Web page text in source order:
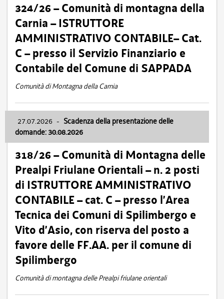
324/26 – Comunità di montagna della
Carnia – ISTRUTTORE
AMMINISTRATIVO CONTABILE– Cat.
C – presso il Servizio Finanziario e
Contabile del Comune di SAPPADA
Comunità di Montagna della Carnia
27.07.2026 - Scadenza della presentazione delle
domande: 30.08.2026
318/26 – Comunità di Montagna delle
Prealpi Friulane Orientali – n. 2 posti
di ISTRUTTORE AMMINISTRATIVO
CONTABILE – cat. C – presso l’Area
Tecnica dei Comuni di Spilimbergo e
Vito d’Asio, con riserva del posto a
favore delle FF.AA. per il comune di
Spilimbergo
Comunità di montagna delle Prealpi friulane orientali